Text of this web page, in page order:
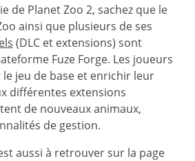
de Planet Zoo 2, sachez que le
ainsi que plusieurs de ses
(DLC et extensions) sont
Fuze Forge. Les joueurs
jeu de base et enrichir leur
différentes extensions
de nouveaux animaux,
de gestion.
aussi à retrouver sur la page